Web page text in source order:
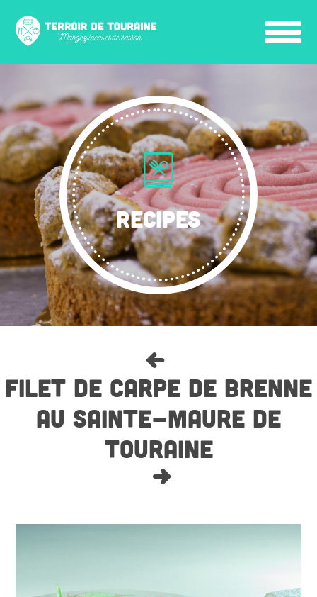
RECIPES
FILET DE CARPE DE BRENNE
AU SAINTE-MAURE DE
TOURAINE